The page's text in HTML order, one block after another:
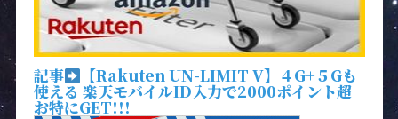
記事 【Rakuten UN-LIMIT V】４G+５Gも
使える 楽天モバイルID入力で2000ポイント超
お特にGET!!!